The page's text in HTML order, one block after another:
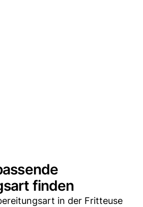
finden
in der Fritteuse